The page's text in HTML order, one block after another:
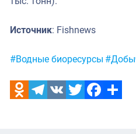
Источник: Fishnews
Метки:
#Водные биоресурсы